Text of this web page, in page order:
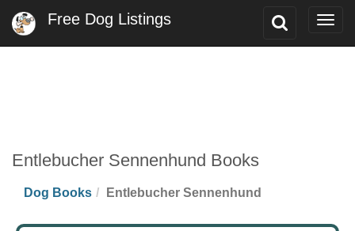
Toggle
Free Dog Listings
Entlebucher Sennenhund Books
Dog Books Entlebucher Sennenhund